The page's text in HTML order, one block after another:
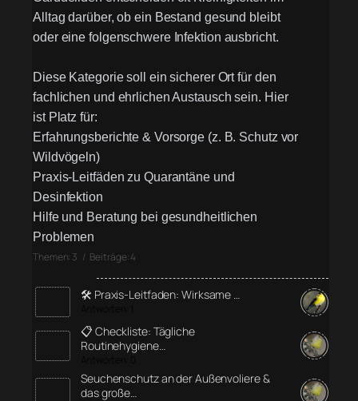
Alltag darüber, ob ein Bestand gesund bleibt
oder eine folgenschwere Infektion ausbricht.
Diese Kategorie soll ein sicherer Ort für den
fachlichen und ehrlichen Austausch sein. Hier
ist Platz für:
Erfahrungsberichte & Vorsorge (z. B. Schutz vor
Wildvögeln)
Praxis-Leitfäden zu Quarantäne und
Desinfektion
Hilfe und Beratung bei gesundheitlichen
Problemen
Themen: 3 / Beiträge: 4
🛠️ Praxis-Leitfaden: Wirksame …
📋 Checkliste: Tägliche
Routinehygiene…
Seuchenschutz an der Außenvoliere &
das große…